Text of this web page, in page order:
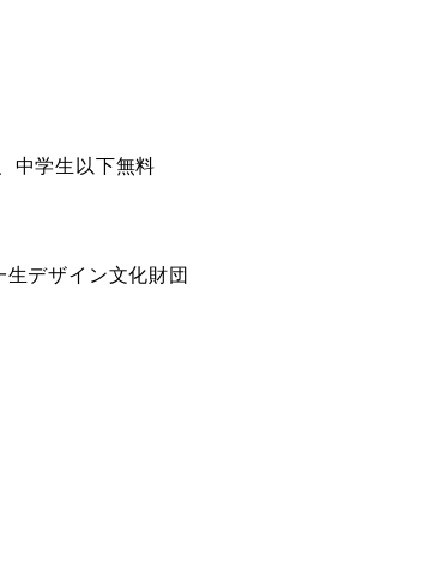
中学生以下無料
デザイン文化財団